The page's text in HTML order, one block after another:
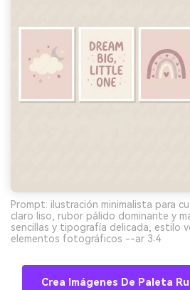
Prompt: ilustración minimalista para
claro liso, rubor pálido dominante y
sencillas y tipografía delicada, estilo
elementos fotográficos --ar 3:4
Crea Imágenes De Paleta